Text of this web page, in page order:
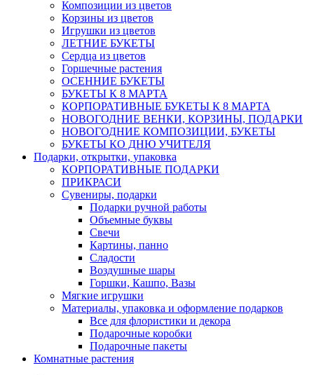
Композиции из цветов
Корзины из цветов
Игрушки из цветов
ЛЕТНИЕ БУКЕТЫ
Сердца из цветов
Горшечные растения
ОСЕННИЕ БУКЕТЫ
БУКЕТЫ К 8 МАРТА
КОРПОРАТИВНЫЕ БУКЕТЫ К 8 МАРТА
НОВОГОДНИЕ ВЕНКИ, КОРЗИНЫ, ПОДАРКИ
НОВОГОДНИЕ КОМПОЗИЦИИ, БУКЕТЫ
БУКЕТЫ КО ДНЮ УЧИТЕЛЯ
Подарки, открытки, упаковка
КОРПОРАТИВНЫЕ ПОДАРКИ
ПРИКРАСИ
Сувениры, подарки
Подарки ручной работы
Объемные буквы
Свечи
Картины, панно
Сладости
Воздушные шары
Горшки, Кашпо, Вазы
Мягкие игрушки
Материалы, упаковка и оформление подарков
Все для флористики и декора
Подарочные коробки
Подарочные пакеты
Комнатные растения